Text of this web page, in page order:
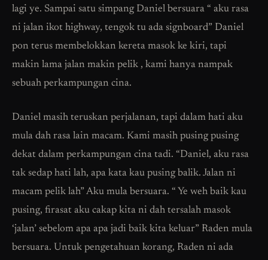
lagi ye. Sampai satu simpang Daniel bersuara “ aku rasa
ni jalan ikot highway, tengok tu ada signboard” Daniel
pon terus membelokkan kereta masok ke kiri, tapi
makin lama jalan makin pelik , kami hanya nampak
sebuah perkampungan cina.
Daniel masih teruskan perjalanan, tapi dalam hati aku
mula dah rasa lain macam. Kami masih pusing pusing
dekat dalam perkampungan cina tadi. “Daniel, aku rasa
tak sedap hati lah, apa kata kau pusing balik. Jalan ni
macam pelik lah” Aku mula bersuara. “ Ye weh baik kau
pusing, firasat aku cakap kita ni dah tersalah masok
‘jalan’ sebelom apa apa jadi baik kita keluar” Raden mula
bersuara. Untuk pengetahuan korang, Raden ni ada